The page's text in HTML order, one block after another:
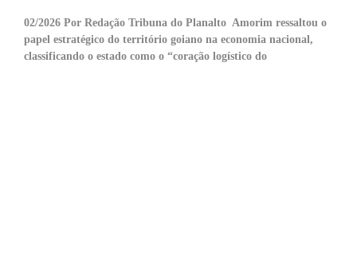
02/2026 Por Redação Tribuna do Planalto Amorim ressaltou o
papel estratégico do território goiano na economia nacional,
classificando o estado como o “coração logístico do